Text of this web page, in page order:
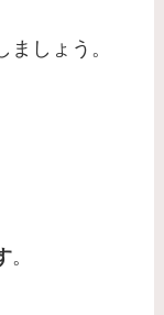
しょう。
。